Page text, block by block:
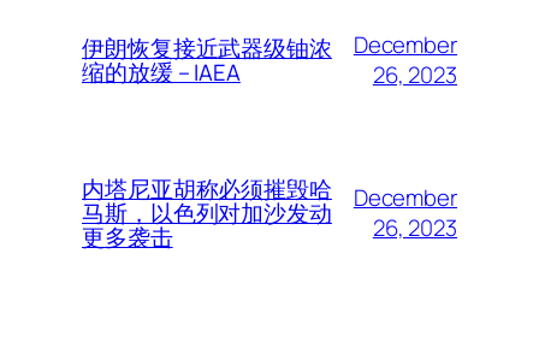
伊朗恢复接近武器级铀浓
缩的放缓 – IAEA
December
26, 2023
内塔尼亚胡称必须摧毁哈
马斯，以色列对加沙发动
更多袭击
December
26, 2023